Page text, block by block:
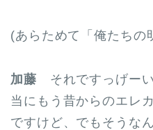
(あらためて「俺たちの
加藤 それですっげー
当にもう昔からのエレ
ですけど、でもそうな